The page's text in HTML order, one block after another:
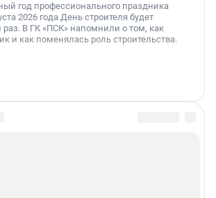
год профессионального праздника
2026 года День строителя будет
раз. В ГК «ПСК» напомнили о том, как
и как поменялась роль строительства.